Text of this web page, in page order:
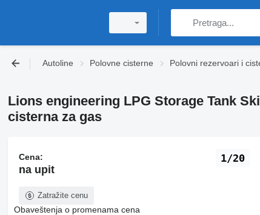
Autoline Polovne cisterne Polovni rezervoari i
Lions engineering LPG Storage Tank
cisterna za gas
1/20
Cena:
na upit
Zatražite cenu
Obaveštenja o promenama cena